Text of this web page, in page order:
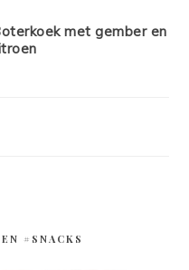
met gember en
#SNACKS